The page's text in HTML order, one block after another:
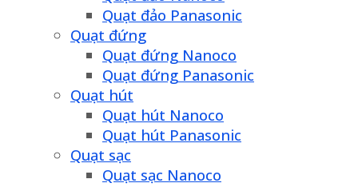
Quạt đảo Panasonic
Quạt đứng
Quạt đứng Nanoco
Quạt đứng Panasonic
Quạt hút
Quạt hút Nanoco
Quạt hút Panasonic
Quạt sạc
Quạt sạc Nanoco